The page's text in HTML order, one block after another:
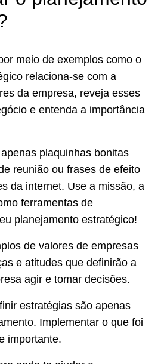
meio de exemplos como o
relaciona-se com a
da empresa, reveja esses
e entenda a importância
plaquinhas bonitas
reunião ou frases de efeito
da internet. Use a missão, a
ferramentas de
planejamento estratégico!
de valores de empresas
e atitudes que definirão a
agir e tomar decisões.
estratégias são apenas
Implementar o que foi
importante.